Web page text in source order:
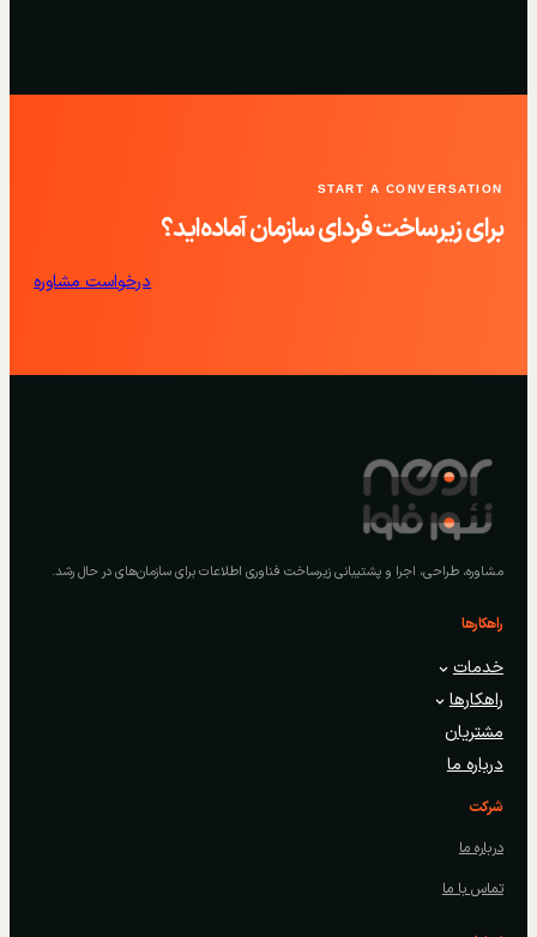
START A CONVERSATION
برای زیرساخت فردای سازمان آماده‌اید؟
درخواست مشاوره
مشاوره، طراحی، اجرا و پشتیبانی زیرساخت فناوری اطلاعات برای سازمان‌های در حال رشد.
راهکارها
خدمات
راهکارها
مشتریان
درباره ما
شرکت
درباره ما
تماس با ما